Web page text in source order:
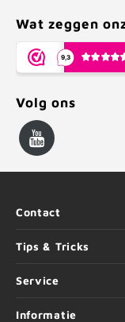
Wat zeggen
Volg ons
Contact
Tips & Tricks
Service
Informatie